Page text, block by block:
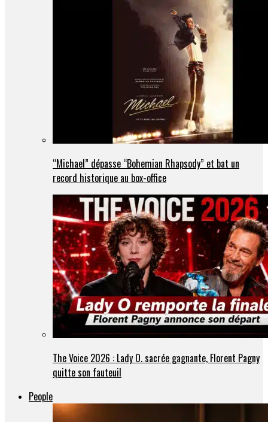
“Michael” dépasse “Bohemian Rhapsody” et bat un
record historique au box-office
The Voice 2026 : Lady O. sacrée gagnante, Florent Pagny
quitte son fauteuil
People